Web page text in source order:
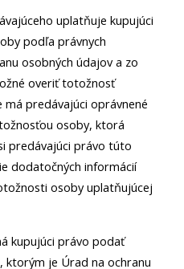
uplatňuje kupujúci
podľa právnych
osobných údajov a zo
overiť totožnosť
predávajúci oprávnené
osoby, ktorá
predávajúci právo túto
dodatočných informácií
osoby uplatňujúcej
kupujúci právo podať
ktorým je Úrad na ochranu